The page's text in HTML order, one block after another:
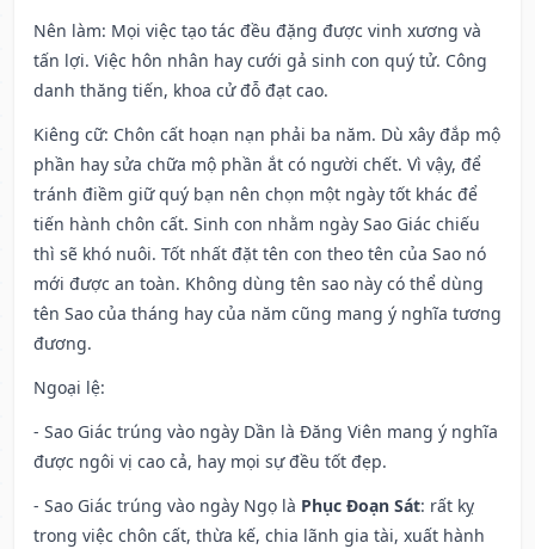
Nên làm: Mọi việc tạo tác đều đặng được vinh xương và
tấn lợi. Việc hôn nhân hay cưới gả sinh con quý tử. Công
danh thăng tiến, khoa cử đỗ đạt cao.
Kiêng cữ: Chôn cất hoạn nạn phải ba năm. Dù xây đắp mộ
phần hay sửa chữa mộ phần ắt có người chết. Vì vậy, để
tránh điềm giữ quý bạn nên chọn một ngày tốt khác để
tiến hành chôn cất. Sinh con nhằm ngày Sao Giác chiếu
thì sẽ khó nuôi. Tốt nhất đặt tên con theo tên của Sao nó
mới được an toàn. Không dùng tên sao này có thể dùng
tên Sao của tháng hay của năm cũng mang ý nghĩa tương
đương.
Ngoại lệ:
- Sao Giác trúng vào ngày Dần là Đăng Viên mang ý nghĩa
được ngôi vị cao cả, hay mọi sự đều tốt đẹp.
- Sao Giác trúng vào ngày Ngọ là Phục Đoạn Sát: rất kỵ
trong việc chôn cất, thừa kế, chia lãnh gia tài, xuất hành